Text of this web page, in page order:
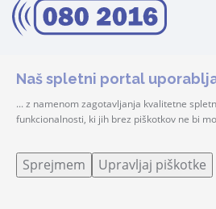
© 2026 Center Šteker | Vse
Naš spletni portal
... z namenom zagotavljanja kvalitetne
funkcionalnosti, ki jih brez piškotkov ne bi
Sprejmem Upravljaj piškotke